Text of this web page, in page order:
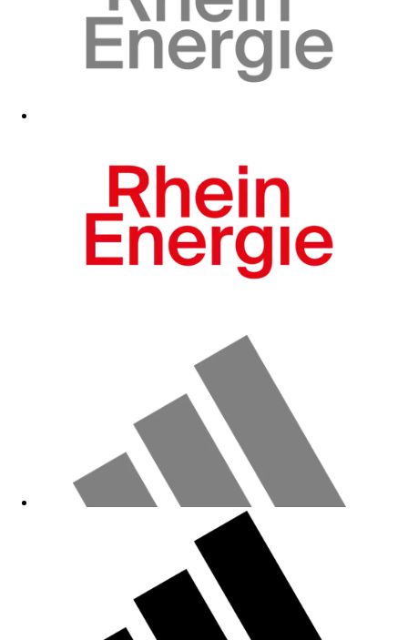
Wird mir immer wieder von meinen Freunden geklaut. 08.06.2026